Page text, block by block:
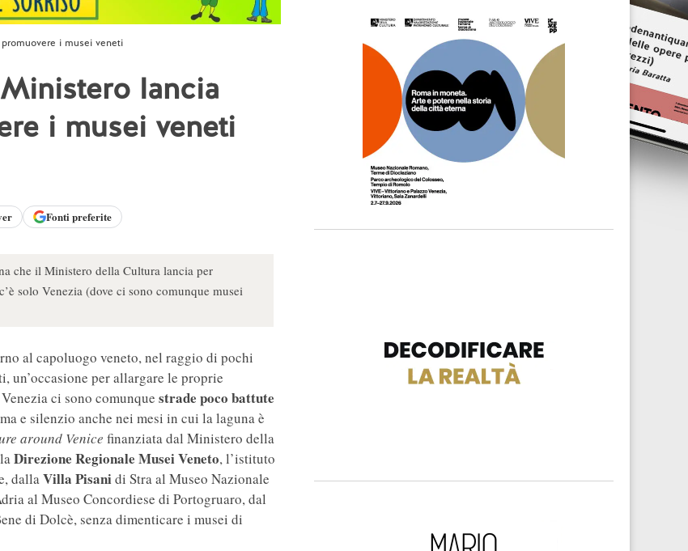
i musei veneti
lancia
i musei veneti
Fonti preferite
che il Ministero della Cultura lancia per
solo Venezia (dove ci sono comunque musei
al capoluogo veneto, nel raggio di pochi
per allargare le proprie
ci sono comunque strade poco battute
e silenzio anche nei mesi in cui la laguna è
around Venice finanziata dal Ministero della
Direzione Regionale Musei Veneto, l’istituto
dallaVilla Pisanidi Stra al Museo Nazionale
al Museo Concordiese di Portogruaro, dal
di Dolcè, senza dimenticare i musei di